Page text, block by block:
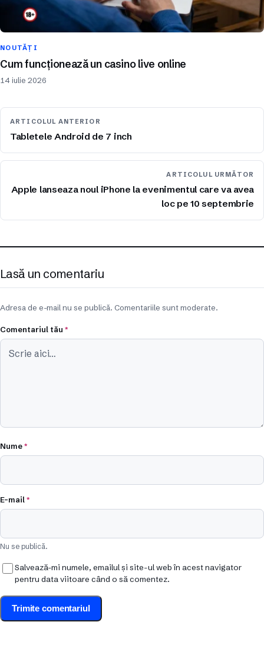
NOUTĂȚI
Cum funcționează un casino live online
14 iulie 2026
ARTICOLUL ANTERIOR
Tabletele Android de 7 inch
ARTICOLUL URMĂTOR
Apple lanseaza noul iPhone la evenimentul care va avea
loc pe 10 septembrie
Lasă un comentariu
Adresa de e-mail nu se publică. Comentariile sunt moderate.
Comentariul tău *
Nume*
E-mail*
Nu se publică.
Salvează-mi numele, emailul și site-ul web în acest navigator
pentru data viitoare când o să comentez.